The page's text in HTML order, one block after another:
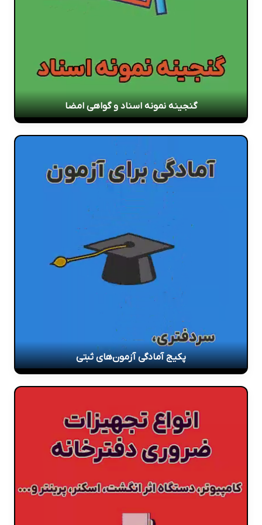
گنجینه نمونه اسناد و گواهی امضا
پکیج آمادگی آزمون‌های ثبتی